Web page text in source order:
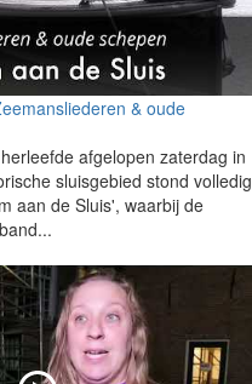
& oude
afgelopen zaterdag in
sluisgebied stond volledig
aan de Sluis', waarbij de